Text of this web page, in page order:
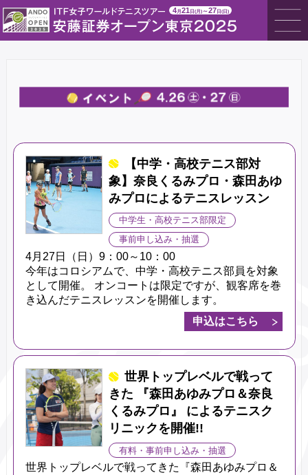
4月 21日(月)～27 日(日)
【中学・高校テニス部対
象】奈良くるみプロ・森田あゆ
みプロによるテニスレッスン
中学生・高校テニス部限定
事前申し込み・抽選
4月27日（日）9：00～10：00
今年はコロシアムで、中学・高校テニス部員を対象
として開催。 オンコートは限定ですが、観客席を巻
き込んだテニスレッスンを開催します。
申込はこちら
世界トップレベルで戦って
きた 『森田あゆみプロ＆奈良
くるみプロ』 によるテニスク
リニックを開催!!
有料・事前申し込み・抽選
世界トップレベルで戦ってきた『森田あゆみプロ＆